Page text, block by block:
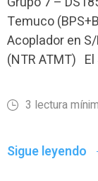
Temuco
Acoplador en
(NTR ATMT)
3 lectura
Sigue leyendo